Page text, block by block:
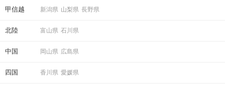
甲信越 新潟県 山梨県 長野県
北陸 富山県 石川県
中国 岡山県 広島県
四国 香川県 愛媛県